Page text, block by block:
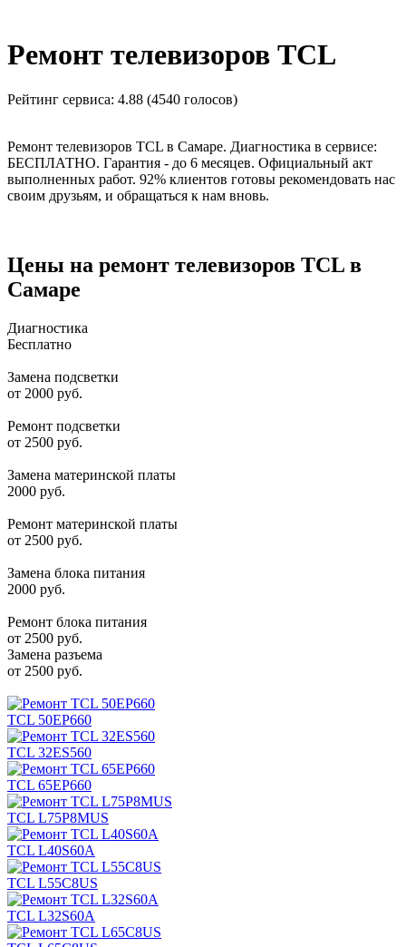
Ремонт телевизоров TCL
Рейтинг сервиса: 4.88 (4540 голосов)
Ремонт телевизоров TCL в Самаре. Диагностика в сервисе:
БЕСПЛАТНО. Гарантия - до 6 месяцев. Официальный акт
выполненных работ. 92% клиентов готовы рекомендовать нас
своим друзьям, и обращаться к нам вновь.
Цены на ремонт телевизоров TCL в
Самаре
Диагностика
Бесплатно
Замена подсветки
от 2000 руб.
Ремонт подсветки
от 2500 руб.
Замена материнской платы
2000 руб.
Ремонт материнской платы
от 2500 руб.
Замена блока питания
2000 руб.
Ремонт блока питания
от 2500 руб.
Замена разъема
от 2500 руб.
TCL 50EP660
TCL 32ES560
TCL 65EP660
TCL L75P8MUS
TCL L40S60A
TCL L55C8US
TCL L32S60A